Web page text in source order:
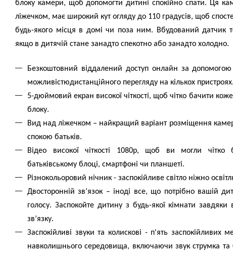
блоку камери, щоб допомогти дитині спокійно спати. Ця
ліжечком, має широкий кут огляду до 110 градусів, щоб
будь-якого місця в домі чи поза ним. Вбудований датчик
якщо в дитячій стане занадто спекотно або занадто холодно.
Безкоштовний віддалений доступ онлайн за
можливістюдистанційного перегляду на кількох пристроях.
5-дюймовий екран високої чіткості, щоб чітко бачити
блоку.
Вид над ліжечком – найкращий варіант розміщення
спокою батьків.
Відео високої чіткості 1080p, щоб ви могли
батьківському блоці, смартфоні чи планшеті.
Різнокольоровий нічник - заспокійливе світло ніжно
Двосторонній зв’язок – іноді все, що потрібно вашій
голосу. Заспокойте дитину з будь-якої кімнати
зв’язку.
Заспокійливі звуки та колискові - п'ять заспокійливих
навколишнього середовища, включаючи звук струмка